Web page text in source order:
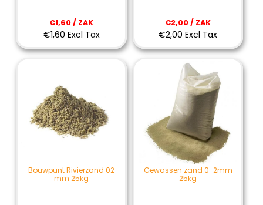
€1,60 / ZAK
€1,60 Excl Tax
€2,00 / ZAK
€2,00 Excl Tax
Bouwpunt Rivierzand 02
mm 25kg
Gewassen zand 0-2mm
25kg